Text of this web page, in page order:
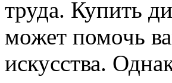
труда. Купить
может помочь
искусства.